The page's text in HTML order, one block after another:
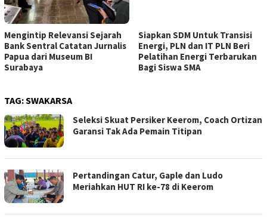
Mengintip Relevansi Sejarah
Bank Sentral Catatan Jurnalis
Papua dari Museum BI
Surabaya
Siapkan SDM Untuk Transisi
Energi, PLN dan IT PLN Beri
Pelatihan Energi Terbarukan
Bagi Siswa SMA
TAG:SWAKARSA
Seleksi Skuat Persiker Keerom, Coach Ortizan
Garansi Tak Ada Pemain Titipan
Pertandingan Catur, Gaple dan Ludo
Meriahkan HUT RI ke-78 di Keerom